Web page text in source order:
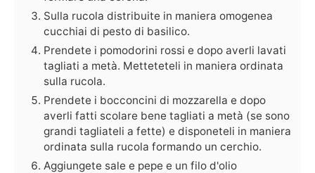
Sulla rucola distribuite in maniera omogenea
cucchiai di pesto di basilico.
Prendete i pomodorini rossi e dopo averli lavati
tagliati a metà. Metteteteli in maniera ordinata
sulla rucola.
Prendete i bocconcini di mozzarella e dopo
averli fatti scolare bene tagliati a metà (se sono
grandi tagliateli a fette) e disponeteli in maniera
ordinata sulla rucola formando un cerchio.
Aggiungete sale e pepe e un filo d'olio